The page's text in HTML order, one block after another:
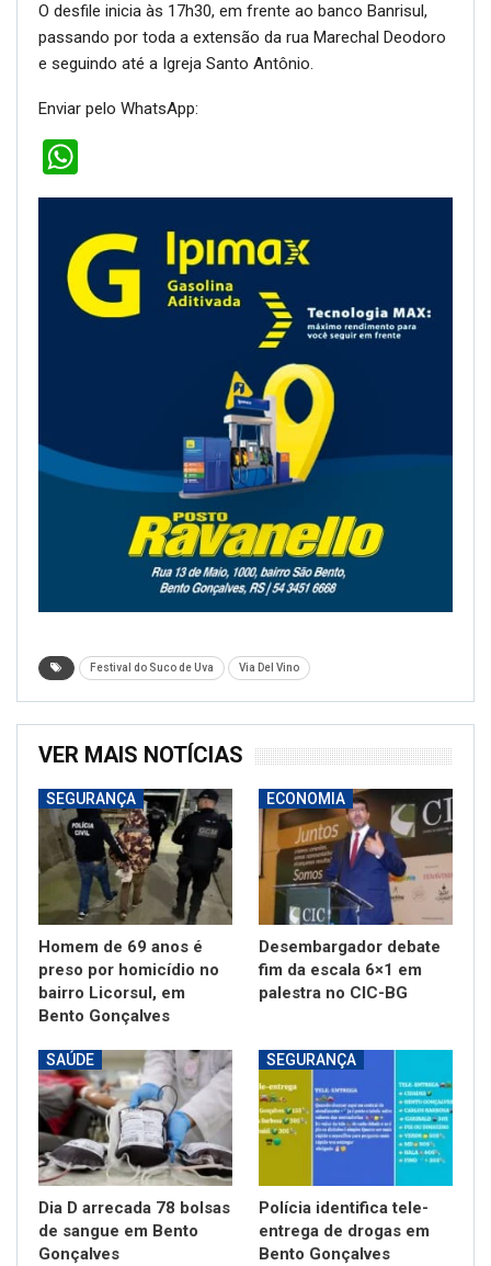
O desfile inicia às 17h30, em frente ao banco Banrisul,
passando por toda a extensão da rua Marechal Deodoro
e seguindo até a Igreja Santo Antônio.
Enviar pelo WhatsApp:
Festival do Suco de Uva Via Del Vino
VER MAIS NOTÍCIAS
SEGURANÇA
Homem de 69 anos é
preso por homicídio no
bairro Licorsul, em
Bento Gonçalves
ECONOMIA
Desembargador debate
fim da escala 6×1 em
palestra no CIC-BG
SAÚDE
Dia D arrecada 78 bolsas
de sangue em Bento
Gonçalves
SEGURANÇA
Polícia identifica tele-
entrega de drogas em
Bento Gonçalves